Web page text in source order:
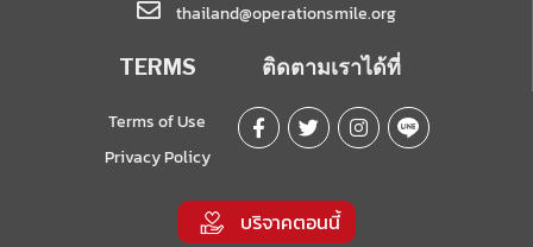
thailand@operationsmile.org
TERMS
Terms of Use
Privacy Policy
ติดตามเราได้ที่
บริจาคตอนนี้